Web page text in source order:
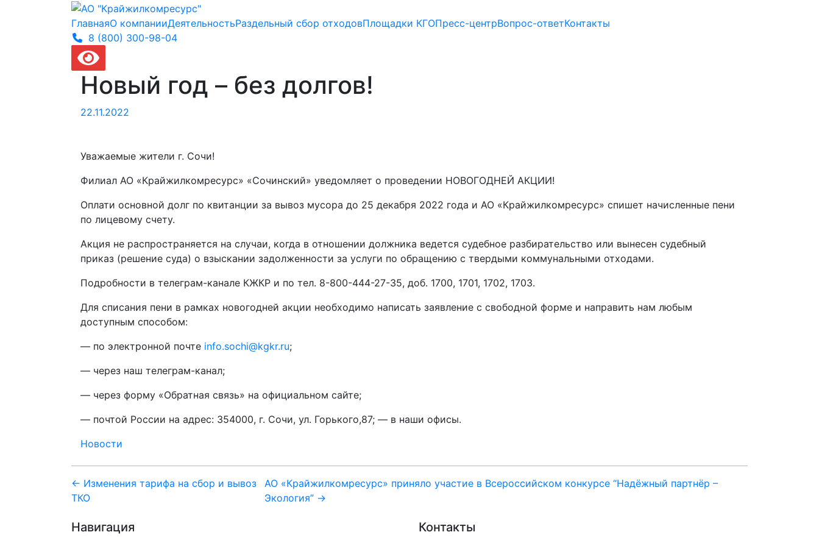
ГлавнаяО компанииДеятельностьРаздельный сбор отходовПлощадки КГОПресс-центрВопрос-ответКонтакты
8 (800) 300-98-04
Новый год – без долгов!
22.11.2022
Уважаемые жители г. Сочи!
Филиал АО «Крайжилкомресурс» «Сочинский» уведомляет о проведении НОВОГОДНЕЙ АКЦИИ!
Оплати основной долг по квитанции за вывоз мусора до 25 декабря 2022 года и АО «Крайжилкомресурс» спишет начисленные пени
по лицевому счету.
Акция не распространяется на случаи, когда в отношении должника ведется судебное разбирательство или вынесен судебный
приказ (решение суда) о взыскании задолженности за услуги по обращению с твердыми коммунальными отходами.
Подробности в телеграм-канале КЖКР и по тел. 8-800-444-27-35, доб. 1700, 1701, 1702, 1703.
Для списания пени в рамках новогодней акции необходимо написать заявление с свободной форме и направить нам любым
доступным способом:
— по электронной почте info.sochi@kgkr.ru;
— через наш телеграм-канал;
— через форму «Обратная связь» на официальном сайте;
— почтой России на адрес: 354000, г. Сочи, ул. Горького,87; — в наши офисы.
Новости
Навигация
по
записям
← Изменения тарифа на сбор и вывоз
ТКО
АО «Крайжилкомресурс» приняло участие в Всероссийском конкурсе “Надёжный партнёр –
Экология” →
Навигация Контакты